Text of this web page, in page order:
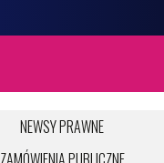
NEWSY PRAWNE